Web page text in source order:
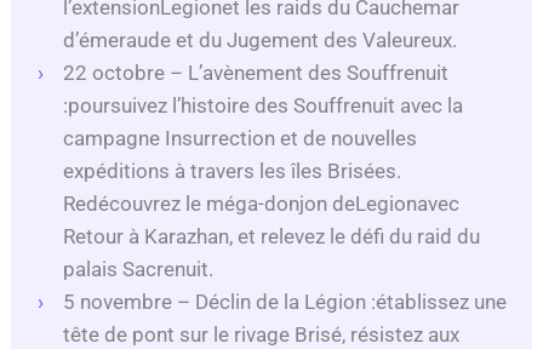
l’extensionLegionet les raids du Cauchemar
d’émeraude et du Jugement des Valeureux.
22 octobre – L’avènement des Souffrenuit
:poursuivez l’histoire des Souffrenuit avec la
campagne Insurrection et de nouvelles
expéditions à travers les îles Brisées.
Redécouvrez le méga-donjon deLegionavec
Retour à Karazhan, et relevez le défi du raid du
palais Sacrenuit.
5 novembre – Déclin de la Légion :établissez une
tête de pont sur le rivage Brisé, résistez aux